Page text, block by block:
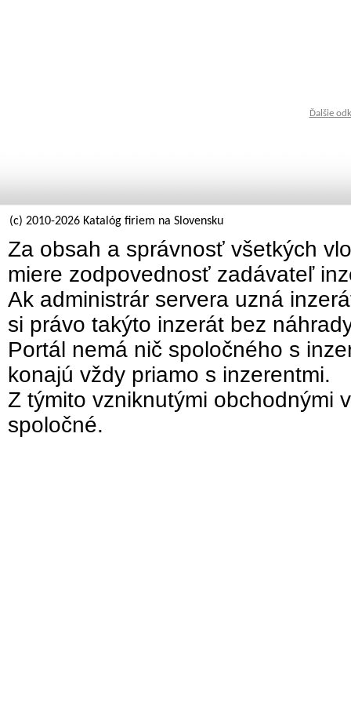
Ďalšie
(c) 2010-2026 Katalóg firiem na Slovensku
Za obsah a správnosť všetkých
miere zodpovednosť zadávateľ
Ak administrár servera uzná
si právo takýto inzerát bez
Portál nemá nič spoločného s
konajú vždy priamo s inzerentmi.
Z týmito vzniknutými obchodnými
spoločné.